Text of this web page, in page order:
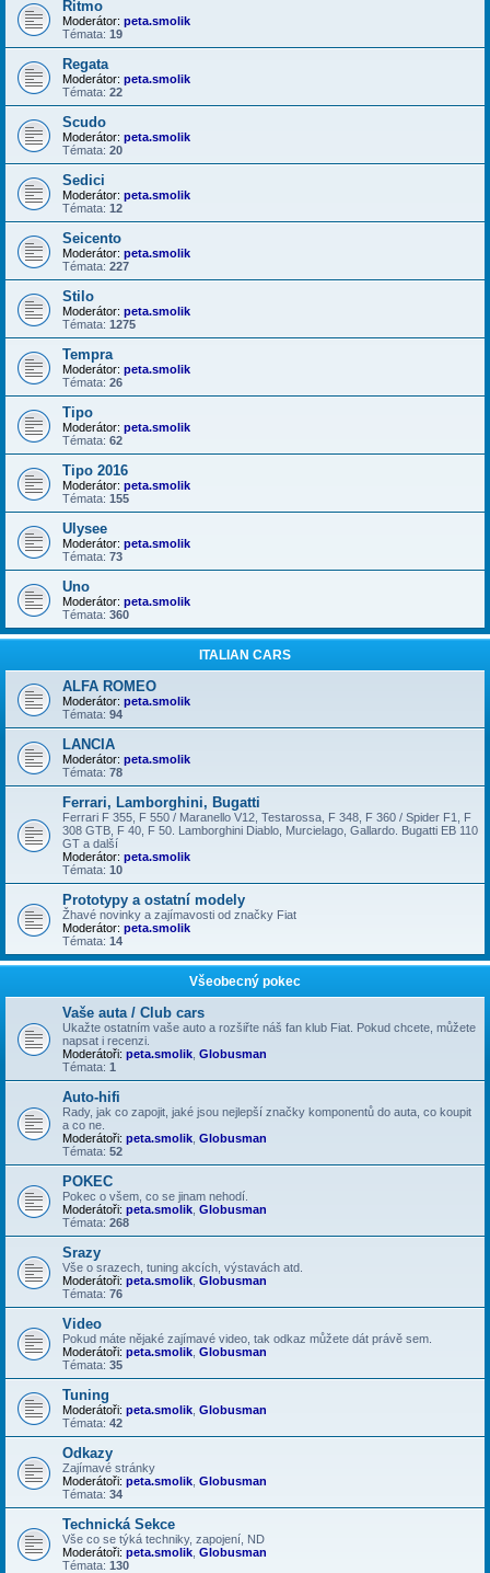
Ritmo
Moderátor: peta.smolik
Témata: 19
Regata
Moderátor: peta.smolik
Témata: 22
Scudo
Moderátor: peta.smolik
Témata: 20
Sedici
Moderátor: peta.smolik
Témata: 12
Seicento
Moderátor: peta.smolik
Témata: 227
Stilo
Moderátor: peta.smolik
Témata: 1275
Tempra
Moderátor: peta.smolik
Témata: 26
Tipo
Moderátor: peta.smolik
Témata: 62
Tipo 2016
Moderátor: peta.smolik
Témata: 155
Ulysee
Moderátor: peta.smolik
Témata: 73
Uno
Moderátor: peta.smolik
Témata: 360
ITALIAN CARS
ALFA ROMEO
Moderátor: peta.smolik
Témata: 94
LANCIA
Moderátor: peta.smolik
Témata: 78
Ferrari, Lamborghini, Bugatti
Ferrari F 355, F 550 / Maranello V12, Testarossa, F 348, F 360 / Spider F1, F
308 GTB, F 40, F 50. Lamborghini Diablo, Murcielago, Gallardo. Bugatti EB 110
GT a další
Moderátor: peta.smolik
Témata: 10
Prototypy a ostatní modely
Žhavé novinky a zajímavosti od značky Fiat
Moderátor: peta.smolik
Témata: 14
Všeobecný pokec
Vaše auta / Club cars
Ukažte ostatním vaše auto a rozšiřte náš fan klub Fiat. Pokud chcete, můžete
napsat i recenzi.
Moderátoři: peta.smolik Globusman
Témata: 1
Auto-hifi
Rady, jak co zapojit, jaké jsou nejlepší značky komponentů do auta, co koupit
a co ne.
Moderátoři: peta.smolik Globusman
Témata: 52
POKEC
Pokec o všem, co se jinam nehodí.
Moderátoři: peta.smolik Globusman
Témata: 268
Srazy
Vše o srazech, tuning akcích, výstavách atd.
Moderátoři: peta.smolik Globusman
Témata: 76
Video
Pokud máte nějaké zajímavé video, tak odkaz můžete dát právě sem.
Moderátoři: peta.smolik Globusman
Témata: 35
Tuning
Moderátoři: peta.smolik Globusman
Témata: 42
Odkazy
Zajímavé stránky
Moderátoři: peta.smolik Globusman
Témata: 34
Technická Sekce
Vše co se týká techniky, zapojení, ND
Moderátoři: peta.smolik Globusman
Témata: 130